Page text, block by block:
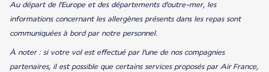
Au départ de l'Europe et des départements d'outre-mer, les
informations concernant les allergènes présents dans les repas sont
communiquées à bord par notre personnel.
À noter : si votre vol est effectué par l'une de nos compagnies
partenaires, il est possible que certains services proposés par Air France,